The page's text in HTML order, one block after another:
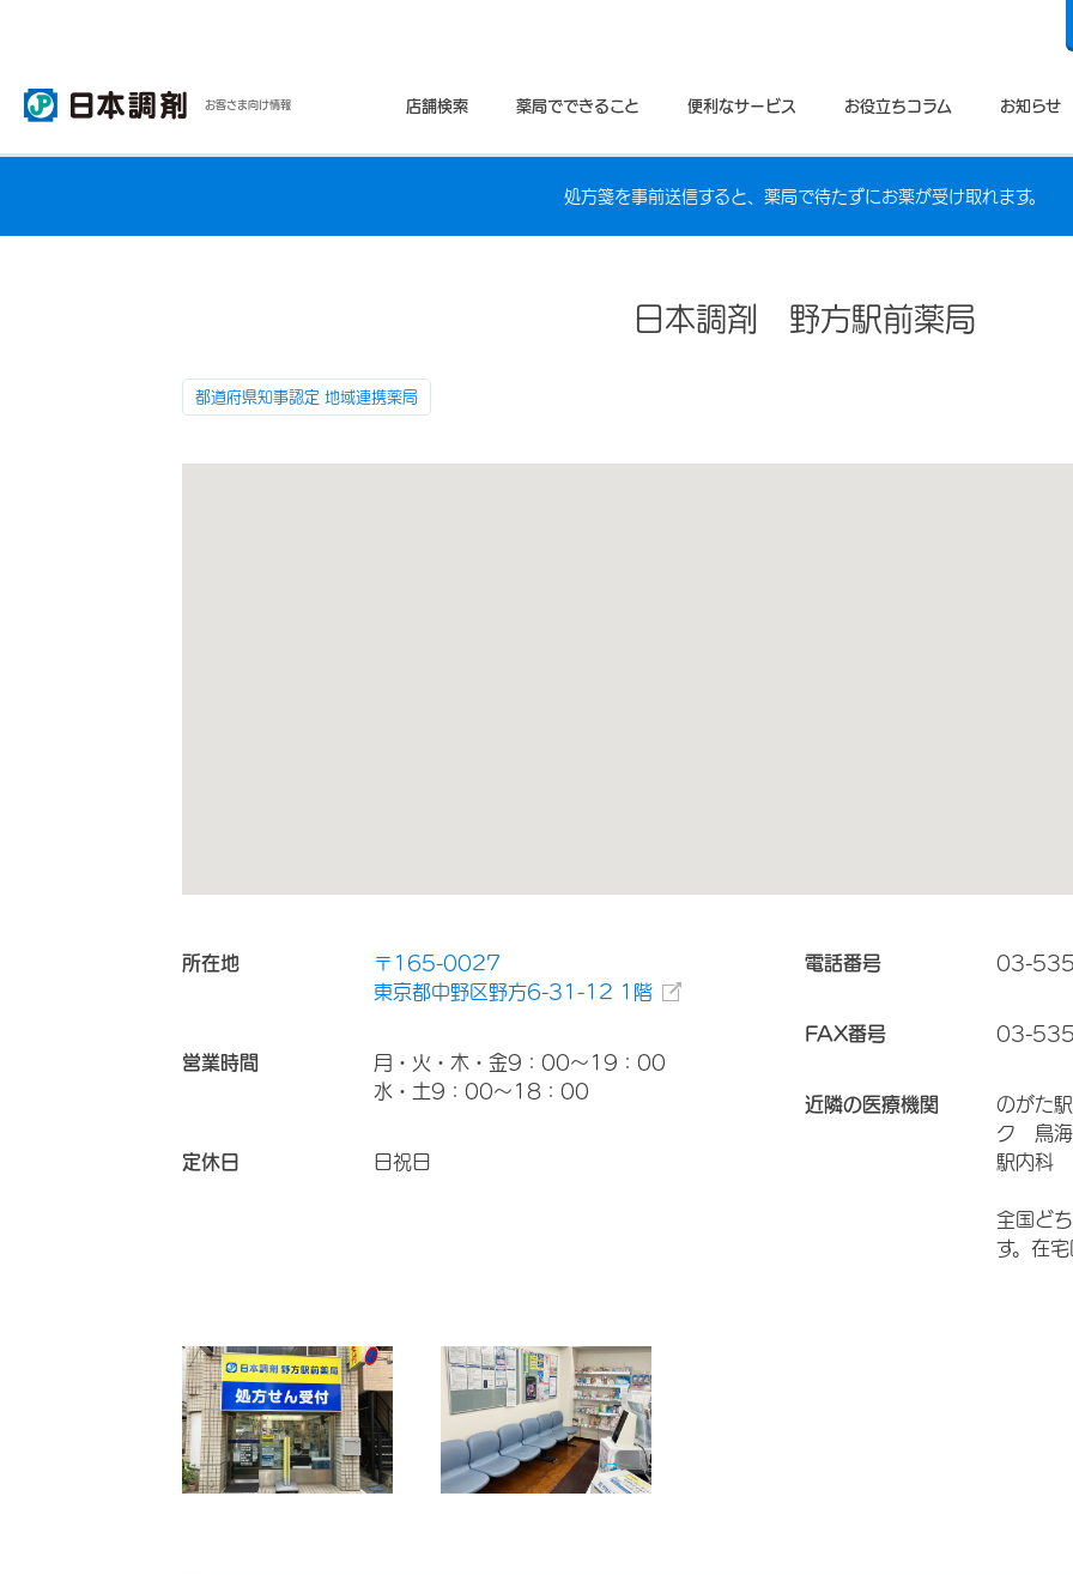
お客さま向け情報 店舗検索 薬局でできること 便利なサービス お役立ちコラム お知らせ
処方箋を事前送信すると、薬局で待たずにお薬が受け取れます。
日本調剤 野方駅前薬局
都道府県知事認定 地域連携薬局
所在地
〒165-0027
東京都中野区野方6-31-12 1階
営業時間
月・火・木・金9：00～19：00
水・土9：00～18：00
定休日 日祝日
電話番号 03-
FAX番号 03-
近隣の医療機関
のがた
ク 鳥海
駅内科
全国ど
す。在